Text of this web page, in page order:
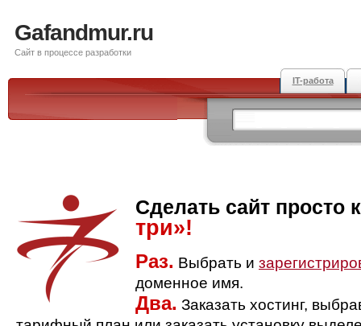
Gafandmur.ru
Сайт в процессе разработки
IT-работа
Сделать сайт просто
три»!
Раз. Выбрать и
доменное имя.
Два. Заказать хостинг,